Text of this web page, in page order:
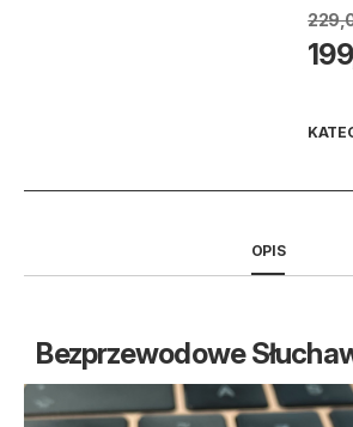
OPIS
Bezprzewodowe